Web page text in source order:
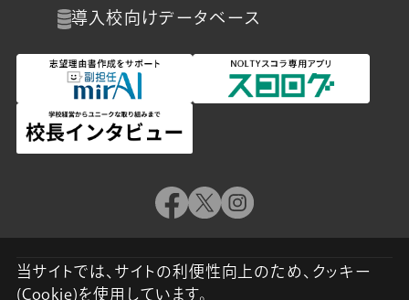
導入校向けデータベース
当サイトでは、サイトの利便性向上のため、クッキー
(Cookie)を使用しています。